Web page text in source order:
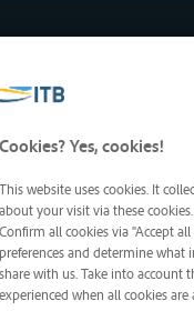
Cookies? Yes, cookies!
This website uses cookies. It
about your visit via these
Confirm all cookies via "Accept
preferences and determine
share with us. Take into account
experienced when all cookies are